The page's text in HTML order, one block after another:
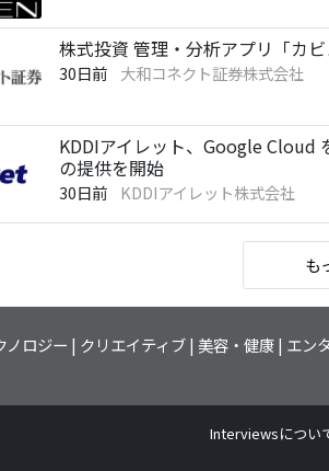
株式投資 管理・分析アプリ「カ
30日前 大和コネクト証券株式会社
KDDIアイレット、Google Cloud
の提供を開始
30日前 KDDIアイレット株式会社
も
ノロジー クリエイティブ 美容・健康 エン
Interviewsについ